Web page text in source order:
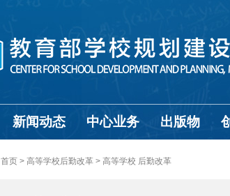
新闻动态 中心业务 出版物
首页 > 高等学校后勤改革 > 高等学校 后勤改革